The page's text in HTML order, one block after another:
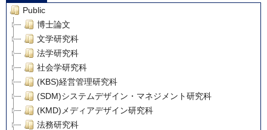
Public
博士論文
文学研究科
法学研究科
社会学研究科
(KBS)経営管理研究科
(SDM)システムデザイン・マネジメント研究科
(KMD)メディアデザイン研究科
法務研究科